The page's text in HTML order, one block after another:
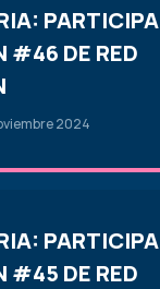
PARTICIPA
#46 DE RED
2024
PARTICIPA
#45 DE RED